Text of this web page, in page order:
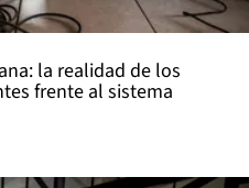
la realidad de los
frente al sistema